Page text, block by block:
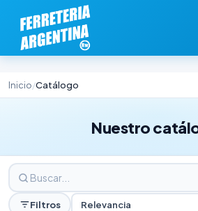
Inicio/Catálogo
Nuestro
Filtros Relevancia